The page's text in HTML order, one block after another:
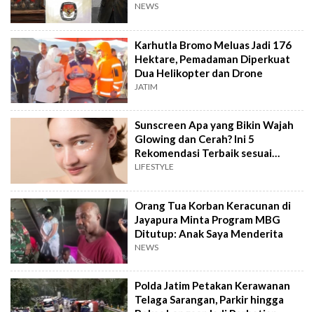
NEWS
Karhutla Bromo Meluas Jadi 176
Hektare, Pemadaman Diperkuat
Dua Helikopter dan Drone
JATIM
Sunscreen Apa yang Bikin Wajah
Glowing dan Cerah? Ini 5
Rekomendasi Terbaik sesuai
Review
LIFESTYLE
Orang Tua Korban Keracunan di
Jayapura Minta Program MBG
Ditutup: Anak Saya Menderita
NEWS
Polda Jatim Petakan Kerawanan
Telaga Sarangan, Parkir hingga